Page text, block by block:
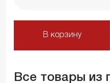
В корзину
Все товары из